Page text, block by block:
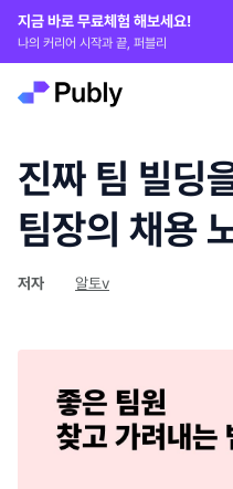
지금 바로 무료체험 해보세요!
나의 커리어 시작과 끝, 퍼블리
진짜 팀 빌딩
팀장의 채용
저자 알토v